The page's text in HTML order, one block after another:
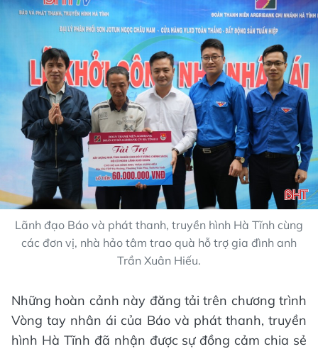
Lãnh đạo Báo và phát thanh, truyền hình Hà Tĩnh cùng
các đơn vị, nhà hảo tâm trao quà hỗ trợ gia đình anh
Trần Xuân Hiếu.
Những hoàn cảnh này đăng tải trên chương trình
Vòng tay nhân ái của Báo và phát thanh, truyền
hình Hà Tĩnh đã nhận được sự đồng cảm chia sẻ